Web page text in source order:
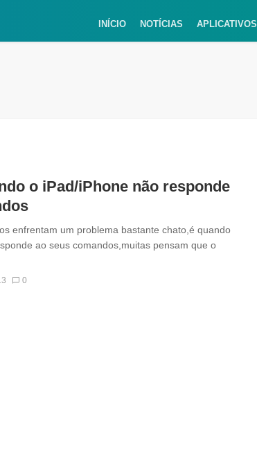
INÍCIO NOTÍCIAS APLICATIVOS
o iPad/iPhone não responde
enfrentam um problema bastante chato,é quando
ao seus comandos,muitas pensam que o
0